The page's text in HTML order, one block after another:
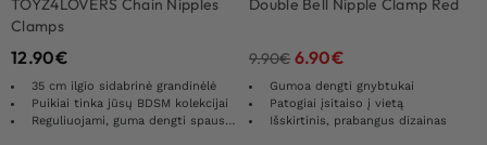
TOYZ4LOVERS Chain Nipples
Clamps
12.90€
35 cm ilgio sidabrinė grandinėlė
Puikiai tinka jūsų BDSM kolekcijai
Reguliuojami, guma dengti spaustukai
Double Bell Nipple Clamp Red
9.90€6.90€
Gumoa dengti gnybtukai
Patogiai įsitaiso į vietą
Išskirtinis, prabangus dizainas